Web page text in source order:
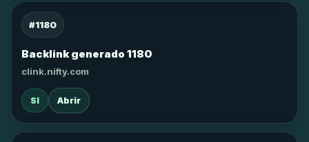
#1180
Backlink generado 1180
clink.nifty.com
SI Abrir